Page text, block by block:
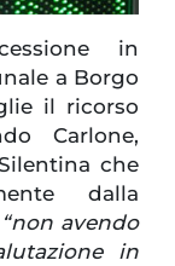
in
a Borgo
il ricorso
Carlone,
che
dalla
“non avendo
in